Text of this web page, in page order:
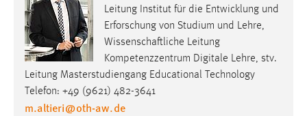
Leitung Institut für die Entwicklung und
Erforschung von Studium und Lehre,
Wissenschaftliche Leitung
Kompetenzzentrum Digitale Lehre, stv.
Leitung Masterstudiengang Educational Technology
Telefon: +49 (9621) 482-3641
m.altieri@oth-aw.de